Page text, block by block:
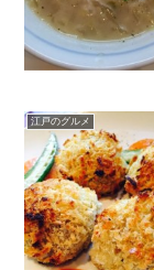
江戸のグルメ